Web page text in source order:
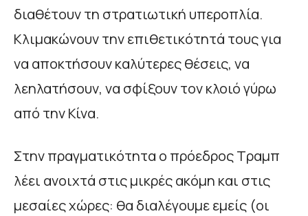
διαθέτουν τη στρατιωτική υπεροπλία.
Κλιμακώνουν την επιθετικότητά τους για
να αποκτήσουν καλύτερες θέσεις, να
λεηλατήσουν, να σφίξουν τον κλοιό γύρω
από την Κίνα.
Στην πραγματικότητα ο πρόεδρος Τραμπ
λέει ανοιχτά στις μικρές ακόμη και στις
μεσαίες χώρες: θα διαλέγουμε εμείς (οι